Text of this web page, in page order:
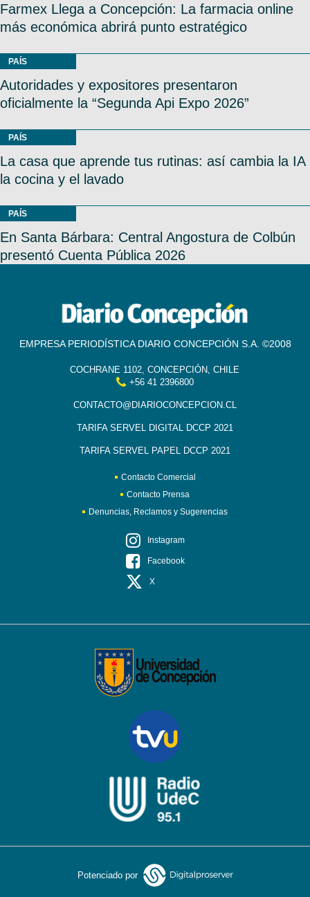
Farmex Llega a Concepción: La farmacia online
más económica abrirá punto estratégico
PAÍS
Autoridades y expositores presentaron
oficialmente la “Segunda Api Expo 2026”
PAÍS
La casa que aprende tus rutinas: así cambia la IA
la cocina y el lavado
PAÍS
En Santa Bárbara: Central Angostura de Colbún
presentó Cuenta Pública 2026
EMPRESA PERIODÍSTICA DIARIO CONCEPCIÓN S.A. ©2008
COCHRANE 1102, CONCEPCIÓN, CHILE
+56 41 2396800
CONTACTO@DIARIOCONCEPCION.CL
TARIFA SERVEL DIGITAL DCCP 2021
TARIFA SERVEL PAPEL DCCP 2021
Contacto Comercial
Contacto Prensa
Denuncias, Reclamos y Sugerencias
Instagram
Facebook
X
Potenciado por